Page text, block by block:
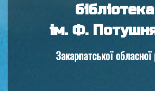
бібліотека
ім. Ф.
Закарпатської